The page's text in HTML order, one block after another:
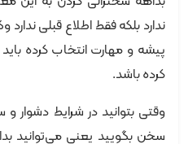
ندارد بلکه فقط اطلاع قبلی
پیشه و مهارت انتخاب کرده
کرده باشد.
وقتی بتوانید در شرایط
سخن بگویید یعنی می‌توانید